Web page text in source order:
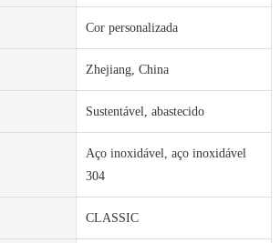
Cor personalizada
Zhejiang, China
Sustentável, abastecido
Aço inoxidável, aço inoxidável
304
CLASSIC